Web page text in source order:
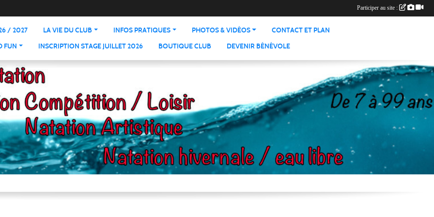
/ 2027 LA VIE DU CLUB INFOS PRATIQUES PHOTOS & VIDÉOS
CONTACT ET PLAN
FUN
INSCRIPTION STAGE JUILLET 2026 BOUTIQUE CLUB DEVENIR BÉNÉVOLE
Participer au site :